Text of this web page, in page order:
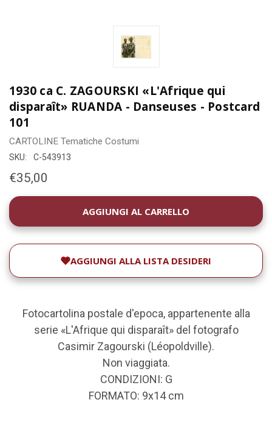
1930 ca C. ZAGOURSKI «L'Afrique qui
disparaît» RUANDA - Danseuses - Postcard
101
CARTOLINE Tematiche Costumi
SKU: C-543913
€35,00
DISPONIBILITÀ
ATTUALE:
AGGIUNGI ALLA LISTA DESIDERI
Fotocartolina postale d'epoca, appartenente alla
serie «L'Afrique qui disparaît» del fotografo
Casimir Zagourski (Léopoldville).
Non viaggiata.
CONDIZIONI: G
FORMATO: 9x14 cm